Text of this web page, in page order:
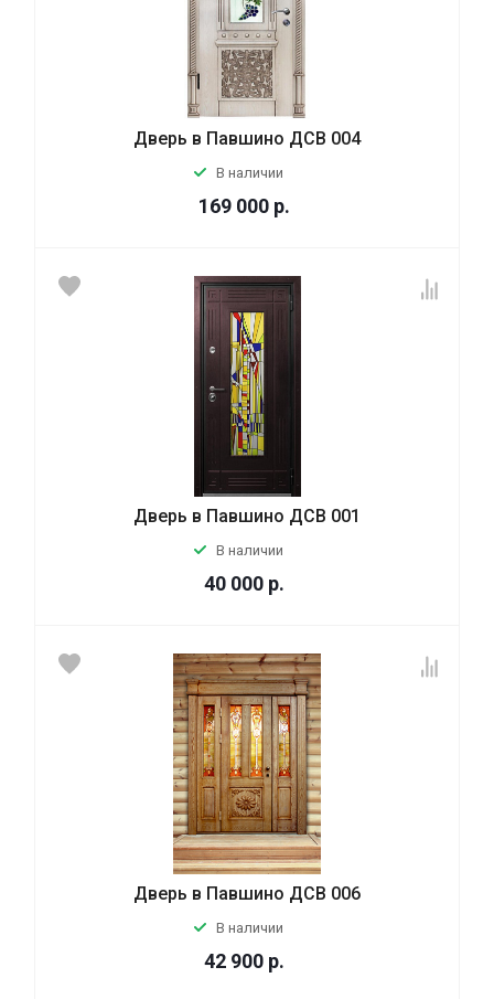
Дверь в Павшино ДСВ 004
В наличии
169 000 р.
Дверь в Павшино ДСВ 001
В наличии
40 000 р.
Дверь в Павшино ДСВ 006
В наличии
42 900 р.